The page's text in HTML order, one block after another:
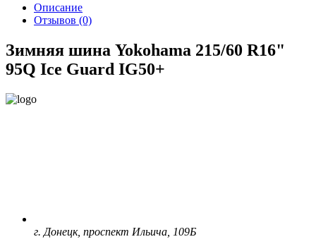
Описание
Отзывов (0)
Зимняя шина Yokohama 215/60 R16"
95Q Ice Guard IG50+
г. Донецк, проспект Ильича, 109Б